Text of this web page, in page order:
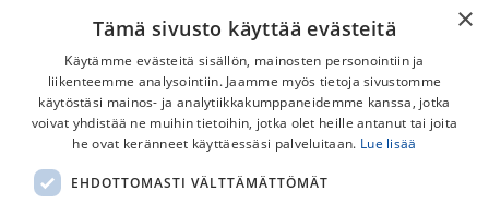
Muc-Off Stealth Tubeless Puncture
Plug
×
Tämä sivusto käyttää evästeitä
Käytämme evästeitä sisällön, mainosten personointiin ja
liikenteemme analysointiin. Jaamme myös tietoja sivustomme
käytöstäsi mainos- ja analytiikkakumppaneidemme kanssa, jotka
voivat yhdistää ne muihin tietoihin, jotka olet heille antanut tai joita
he ovat keränneet käyttäessäsi palveluitaan. Lue lisää
EHDOTTOMASTI VÄLTTÄMÄTTÖMÄT